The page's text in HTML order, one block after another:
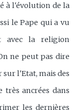
à l'évolution de la
le Pape qui a vu
avec la religion
ne peut pas dire
l'Etat, mais des
très ancrées dans
les dernières